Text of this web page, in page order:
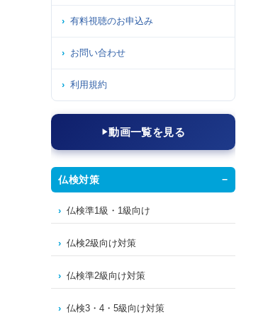
有料視聴のお申込み
お問い合わせ
利用規約
動画一覧を見る
仏検対策
仏検準1級・1級向け
仏検2級向け対策
仏検準2級向け対策
仏検3・4・5級向け対策